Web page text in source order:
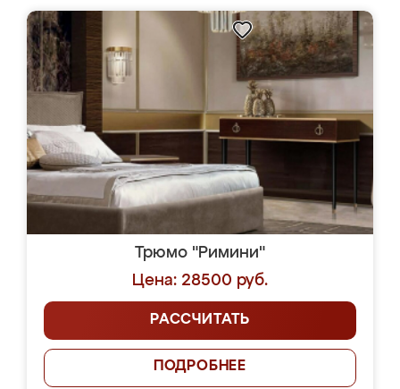
Трюмо "Римини"
Цена: 28500 руб.
РАССЧИТАТЬ
ПОДРОБНЕЕ